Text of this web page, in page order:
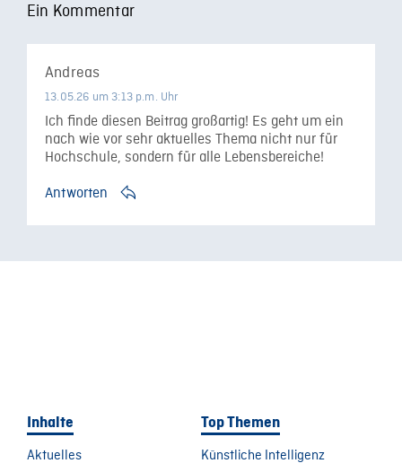
Ein Kommentar
Andreas
13.05.26 um 3:13 p.m. Uhr
Ich finde diesen Beitrag großartig! Es geht um ein
nach wie vor sehr aktuelles Thema nicht nur für
Hochschule, sondern für alle Lebensbereiche!
Antworten
Inhalte
Aktuelles
Top Themen
Künstliche Intelligenz